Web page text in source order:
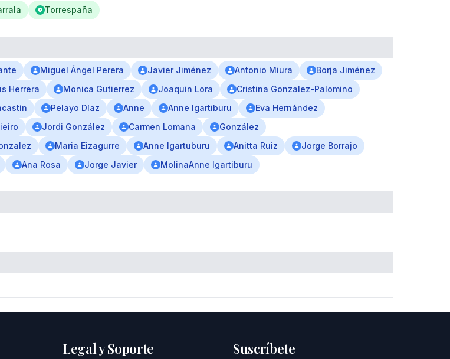
Torrespaña
Miguel Ángel Perera Javier Jiménez Antonio Miura
Borja Jiménez
Herrera Monica Gutierrez Joaquin Lora
Cristina Gonzalez-Palomino
Pelayo Díaz Anne Anne Igartiburu
Eva Hernández
Jordi González Carmen Lomana
González
Maria Eizagurre Anne Igartuburu Anitta Ruiz
Jorge Borrajo
Ana Rosa Jorge Javier MolinaAnne Igartiburu
Legal y Soporte Suscríbete